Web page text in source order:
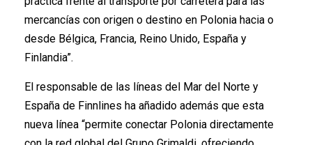
mercancías con origen o destino en Polonia hacia o
desde Bélgica, Francia, Reino Unido, España y
Finlandia”.
El responsable de las líneas del Mar del Norte y
España de Finnlines ha añadido además que esta
nueva línea “permite conectar Polonia directamente